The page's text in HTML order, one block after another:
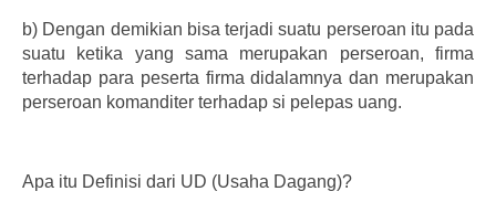
b) Dengan demikian bisa terjadi suatu perseroan itu pada
suatu ketika yang sama merupakan perseroan, firma
terhadap para peserta firma didalamnya dan merupakan
perseroan komanditer terhadap si pelepas uang.
Apa itu Definisi dari UD (Usaha Dagang)?